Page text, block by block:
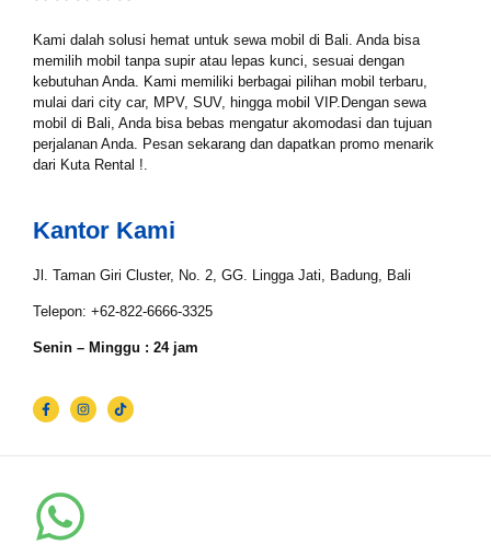
Kami dalah solusi hemat untuk sewa mobil di Bali. Anda bisa
memilih mobil tanpa supir atau lepas kunci, sesuai dengan
kebutuhan Anda. Kami memiliki berbagai pilihan mobil terbaru,
mulai dari city car, MPV, SUV, hingga mobil VIP.Dengan sewa
mobil di Bali, Anda bisa bebas mengatur akomodasi dan tujuan
perjalanan Anda. Pesan sekarang dan dapatkan promo menarik
dari Kuta Rental !.
Pilih Mobil*
Tipe Sewa*
Nama*
Tgl Mulai*
Tgl Selesai*
Email*
Kantor Kami
Jl. Taman Giri Cluster, No. 2, GG. Lingga Jati, Badung, Bali
Telepon: +62-822-6666-3325
Senin – Minggu : 24 jam